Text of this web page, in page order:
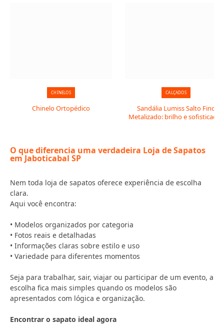
CHINELOS
Chinelo Ortopédico
CALÇADOS
Sandália Lumiss Salto Fino
Metalizado: brilho e sofisticação
O que diferencia uma verdadeira Loja de Sapatos
em Jaboticabal SP
Nem toda loja de sapatos oferece experiência de escolha
clara.
Aqui você encontra:
• Modelos organizados por categoria
• Fotos reais e detalhadas
• Informações claras sobre estilo e uso
• Variedade para diferentes momentos
Seja para trabalhar, sair, viajar ou participar de um evento, a
escolha fica mais simples quando os modelos são
apresentados com lógica e organização.
Encontrar o sapato ideal agora